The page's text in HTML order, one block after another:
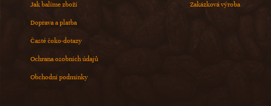
Jak balíme zboží
Doprava a platba
Časté čoko-dotazy
Ochrana osobních údajů
Obchodní podmínky
Zakázková výroba